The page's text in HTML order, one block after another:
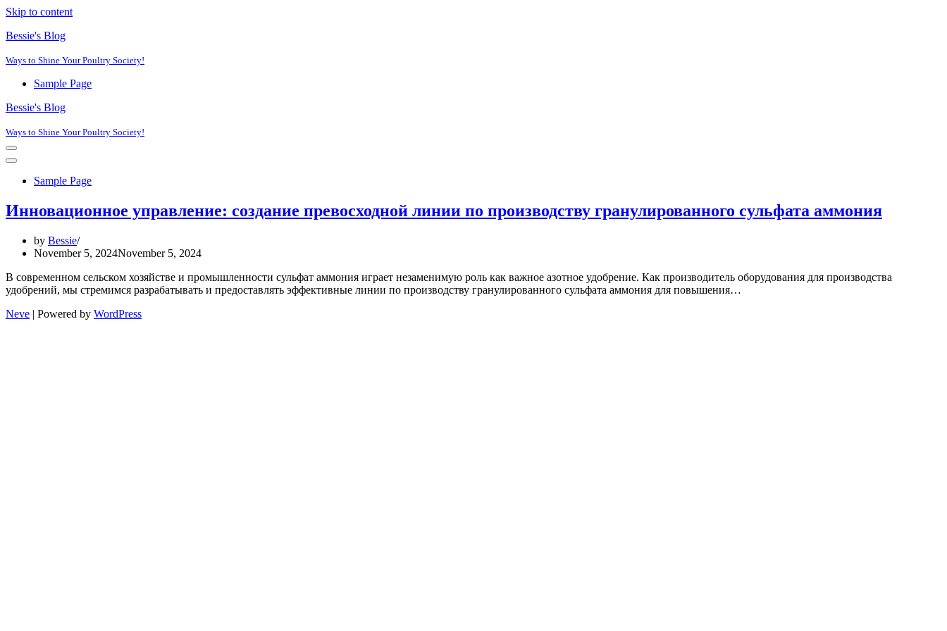
Skip to content
Bessie's Blog
Ways to Shine Your Poultry Society!
Sample Page
Bessie's Blog
Ways to Shine Your Poultry Society!
Navigation
Menu
Navigation
Sample Page
Инновационное управление: создание превосходной линии по производству гранулированного сульфата аммония
by Bessie
November 5, 2024November 5, 2024
В современном сельском хозяйстве и промышленности сульфат аммония играет незаменимую роль как важное азотное удобрение. Как производитель оборудования для производства
удобрений, мы стремимся разрабатывать и предоставлять эффективные линии по производству гранулированного сульфата аммония для повышения…
Neve | Powered by WordPress